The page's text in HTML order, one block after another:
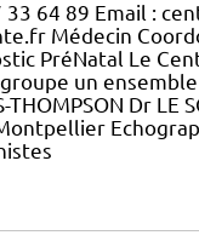
64 89 Email :
Médecin
PréNatal Le
un
Dr LE